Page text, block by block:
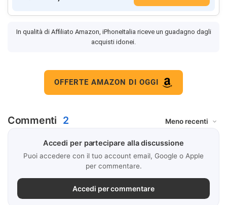
In qualità di Affiliato Amazon, iPhoneItalia riceve un guadagno dagli
acquisti idonei.
OFFERTE AMAZON DI OGGI
Commenti 2
Accedi per partecipare alla discussione
Puoi accedere con il tuo account email, Google o Apple
per commentare.
Accedi per commentare